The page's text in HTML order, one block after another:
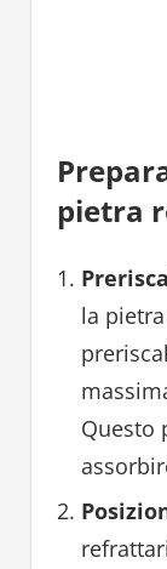
pietra
la
Questo